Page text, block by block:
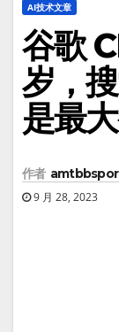
AI技术文章
谷歌
岁，
是最
作者
9 月 28, 2023